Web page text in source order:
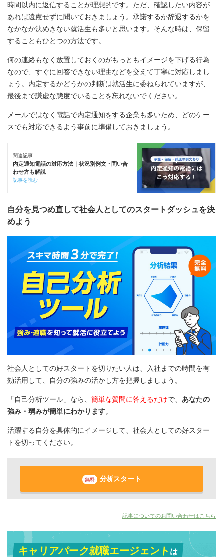
時間以内に返信することが理想的です。ただ、確認したい内容が
あれば遠慮せずに聞いておきましょう。承諾するか辞退するかを
なかなか決めきない就活生も多いと思います。そんな時は、保留
することもひとつの方法です。
何の連絡もなく放置しておくのがもっともイメージを下げる行為
なので、すぐに回答できない理由などを交えて丁寧に対応しまし
ょう。内定するかどうかの判断は就活生に委ねられていますが、
最後まで謙虚な態度でいることを忘れないでください。
メールではなく電話で内定通知をする企業も多いため、どのケー
スでも対応できるよう事前に準備しておきましょう。
関連記事
内定通知電話の対応方法｜状況別例文・問い合
わせ方も解説
記事を読む
自分を見つめ直して社会人としてのスタートダッシュを決
めよう
社会人としての好スタートを切りたい人は、入社までの時間を有
効活用して、自分の強みの活かし方を把握しましょう。
「自己分析ツール」なら、 簡単な質問に答えるだけで、 あなたの
強み・弱みが簡単にわかります。
活躍する自分を具体的にイメージして、社会人としての好スター
トを切ってください。
無料 分析スタート
記事についてのお問い合わせはこちら
キャリアパーク就職エージェントは